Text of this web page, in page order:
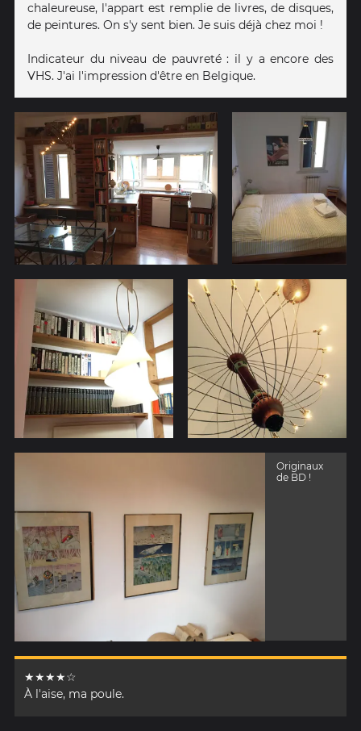
chaleureuse, l'appart est remplie de livres, de disques,
de peintures. On s'y sent bien. Je suis déjà chez moi !
Indicateur du niveau de pauvreté : il y a encore des
VHS. J'ai l'impression d'être en Belgique.
Originaux
de BD !
★★★★☆
À l'aise, ma poule.